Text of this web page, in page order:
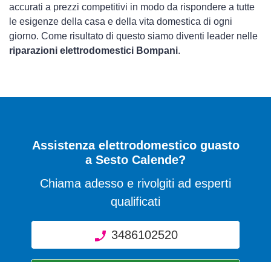
accurati a prezzi competitivi in modo da rispondere a tutte
le esigenze della casa e della vita domestica di ogni
giorno. Come risultato di questo siamo diventi leader nelle
riparazioni elettrodomestici Bompani.
Assistenza elettrodomestico guasto
a Sesto Calende?
Chiama adesso e rivolgiti ad esperti
qualificati
3486102520